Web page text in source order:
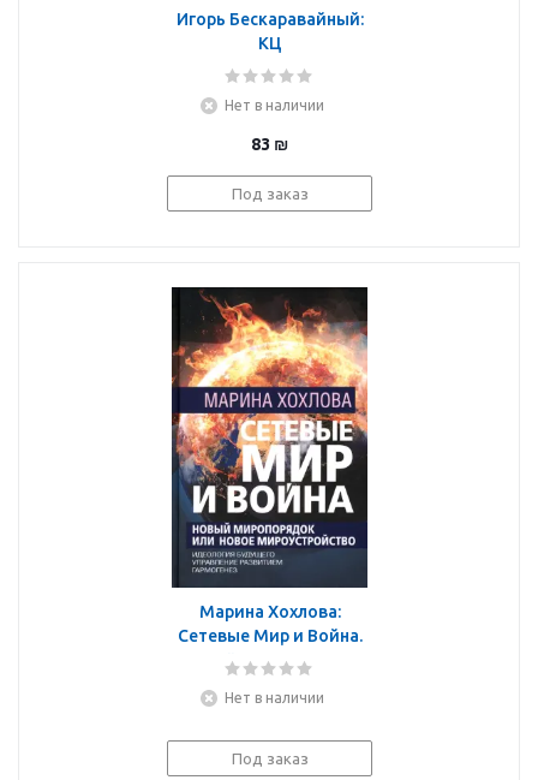
Игорь Бескаравайный:
КЦ
Нет в наличии
83 ₪
Под заказ
Марина Хохлова:
Сетевые Мир и Война.
Новый Миропорядок
мироустройство.
Гармогенез
Нет в наличии
Под заказ